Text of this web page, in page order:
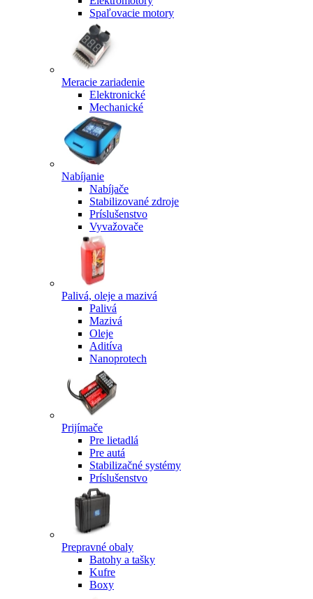
Spaľovacie motory
Meracie zariadenie
Elektronické
Mechanické
Nabíjanie
Nabíjače
Stabilizované zdroje
Príslušenstvo
Vyvažovače
Palivá, oleje a mazivá
Palivá
Mazivá
Oleje
Aditíva
Nanoprotech
Prijímače
Pre lietadlá
Pre autá
Stabilizačné systémy
Príslušenstvo
Prepravné obaly
Batohy a tašky
Kufre
Boxy